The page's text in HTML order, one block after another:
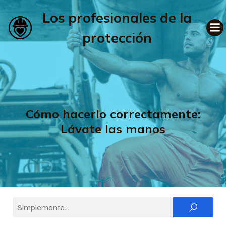
Los profesionales de la
protección
Cómo hacerlo correctamente:
Lávate las manos